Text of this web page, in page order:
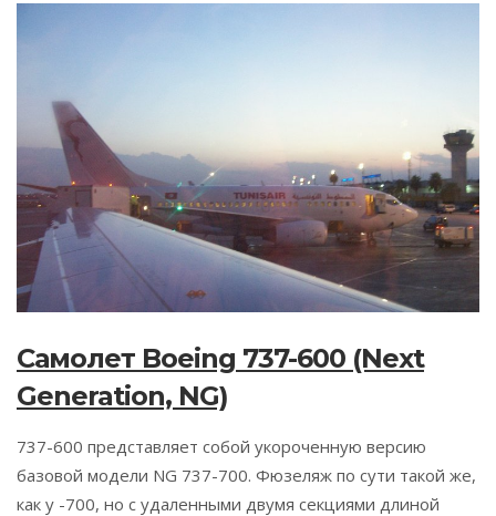
Самолет Boeing 737-600 (Next
Generation, NG)
737-600 представляет собой укороченную версию
базовой модели NG 737-700. Фюзеляж по сути такой же,
как у -700, но с удаленными двумя секциями длиной